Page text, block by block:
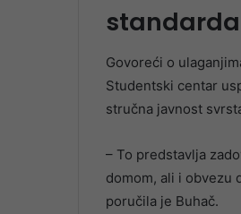
standarda
Govoreći o
Studentski centar
stručna javnost
– To predstavlja
domom, ali i obvezu
poručila je Buhač.